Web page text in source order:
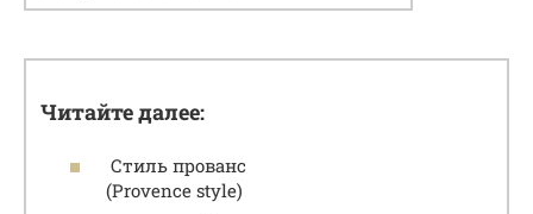
Читайте далее:
Стиль прованс
(Provence style)